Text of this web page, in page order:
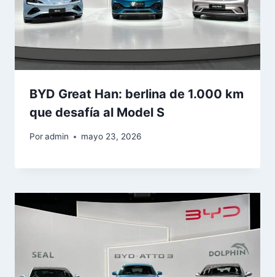
BYD Great Han: berlina de 1.000 km
que desafía al Model S
Poradmin mayo 23, 2026